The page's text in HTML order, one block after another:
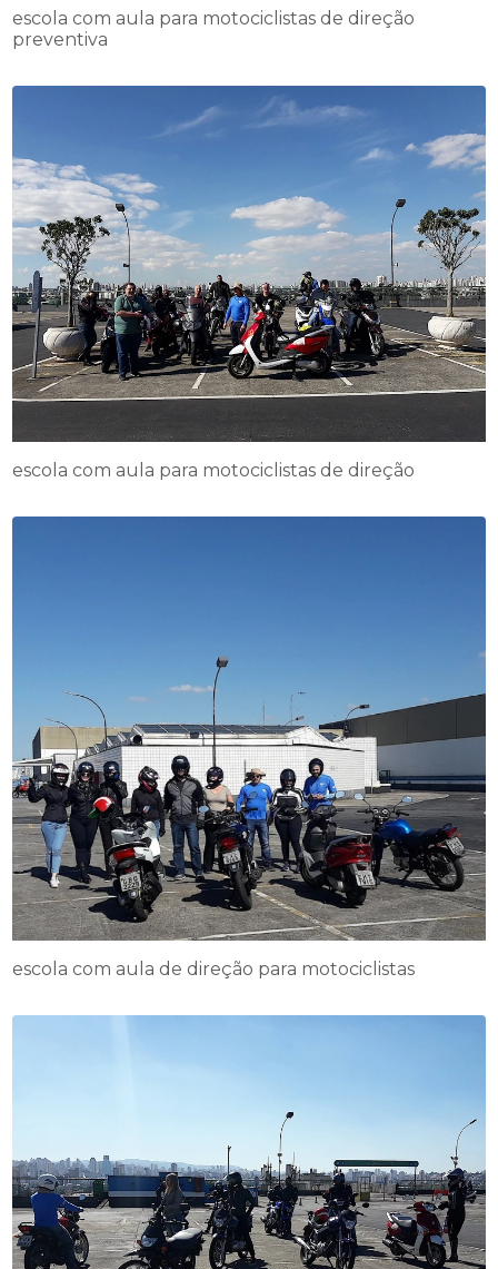
escola com aula para motociclistas de direção
preventiva
escola com aula para motociclistas de direção
escola com aula de direção para motociclistas